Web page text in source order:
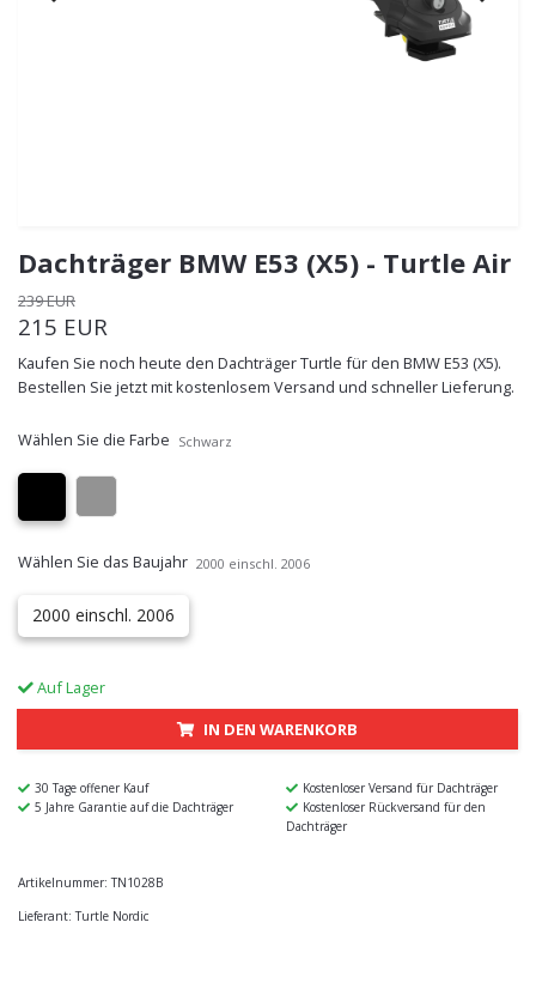
Dachträger BMW E53 (X5) - Turtle Air
239 EUR
215 EUR
Kaufen Sie noch heute den Dachträger Turtle für den BMW E53 (X5).
Bestellen Sie jetzt mit kostenlosem Versand und schneller Lieferung.
Wählen Sie die Farbe Schwarz
Wählen Sie das Baujahr 2000 einschl. 2006
2000 einschl. 2006
Auf Lager
IN DEN WARENKORB
30 Tage offener Kauf
Kostenloser Versand für Dachträger
5 Jahre Garantie auf die Dachträger
Kostenloser Rückversand für den
Dachträger
Artikelnummer: TN1028B
Lieferant: Turtle Nordic